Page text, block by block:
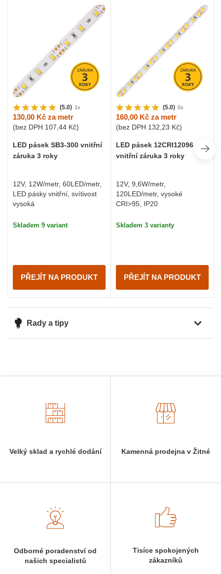
(5.0) 1x
130,00 Kč za metr
(bez DPH 107,44 Kč)
LED pásek SB3-300 vnitřní
záruka 3 roky
12V, 12W/metr, 60LED/metr,
LED pásky vnitřní, svítivost
vysoká
Skladem 9 variant
PŘEJÍT NA PRODUKT
(5.0) 6x
160,00 Kč za metr
(bez DPH 132,23 Kč)
LED pásek 12CRI12096
vnitřní záruka 3 roky
12V, 9,6W/metr,
120LED/metr, vysoké
CRI>95, IP20
Skladem 3 varianty
PŘEJÍT NA PRODUKT
Rady a tipy
Velký sklad a rychlé dodání Kamenná prodejna v Žitné
Odborné poradenství od
našich specialistů
Tisíce spokojených
zákazníků